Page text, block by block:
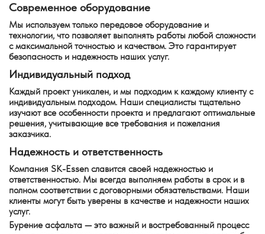
Современное оборудование
Мы используем только передовое оборудование и
технологии, что позволяет выполнять работы любой сложности
с максимальной точностью и качеством. Это гарантирует
безопасность и надежность наших услуг.
Индивидуальный подход
Каждый проект уникален, и мы подходим к каждому клиенту с
индивидуальным подходом. Наши специалисты тщательно
изучают все особенности проекта и предлагают оптимальные
решения, учитывающие все требования и пожелания
заказчика.
Надежность и ответственность
Компания SK-Essen славится своей надежностью и
ответственностью. Мы всегда выполняем работы в срок и в
полном соответствии с договорными обязательствами. Наши
клиенты могут быть уверены в качестве и надежности наших
услуг.
Бурение асфальта — это важный и востребованный процесс